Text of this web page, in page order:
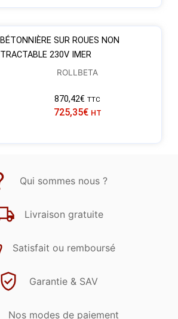
BÉTONNIÈRE SUR ROUES NON
TRACTABLE 230V IMER
ROLLBETA
870,42€ TTC
725,35€ HT
Qui sommes nous ?
Livraison gratuite
Satisfait ou remboursé
Garantie & SAV
Nos modes de paiement